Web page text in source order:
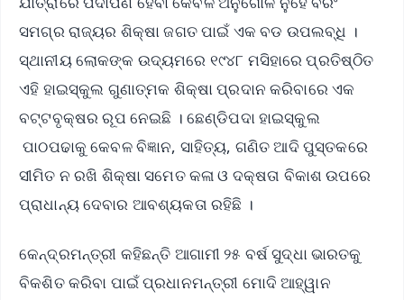
ସମଗ୍ର ରାଜ୍ୟର ଶିକ୍ଷା ଜଗତ ପାଇଁ ଏକ ବଡ ଉପଲବ୍ଧି ।
ସ୍ଥାନୀୟ ଲୋକଙ୍କ ଉଦ୍ୟମରେ ୧୯୪୮ ମସିହାରେ ପ୍ରତିଷ୍ଠିତ
ଏହି ହାଇସ୍କୁଲ ଗୁଣାତ୍ମକ ଶିକ୍ଷା ପ୍ରଦାନ କରିବାରେ ଏକ
ବଟ୍ଟବୃକ୍ଷର ରୂପ ନେଇଛି । ଛେଣ୍ଡିପଦା ହାଇସ୍କୁଲ
ପାଠପଢାକୁ କେବଳ ବିଜ୍ଞାନ, ସାହିତ୍ୟ, ଗଣିତ ଆଦି ପୁସ୍ତକରେ
ସୀମିତ ନ ରଖି ଶିକ୍ଷା ସମେତ କଳା ଓ ଦକ୍ଷତା ବିକାଶ ଉପରେ
ପ୍ରାଧାନ୍ୟ ଦେବାର ଆବଶ୍ୟକତା ରହିଛି ।
କେନ୍ଦ୍ରମନ୍ତ୍ରୀ କହିଛନ୍ତି ଆଗାମୀ ୨୫ ବର୍ଷ ସୁଦ୍ଧା ଭାରତକୁ
ବିକଶିତ କରିବା ପାଇଁ ପ୍ରଧାନମନ୍ତ୍ରୀ ମୋଦି ଆହ୍ୱାନ